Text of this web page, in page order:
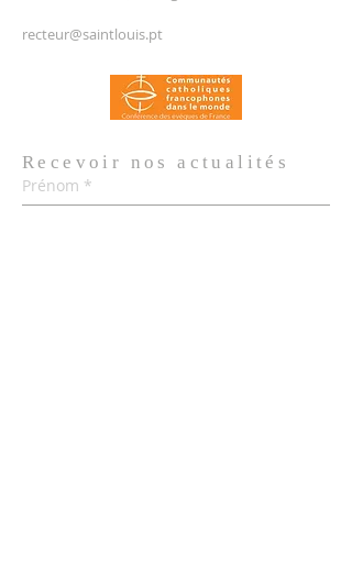
recteur@saintlouis.pt
Recevoir nosactualités
Prénom *